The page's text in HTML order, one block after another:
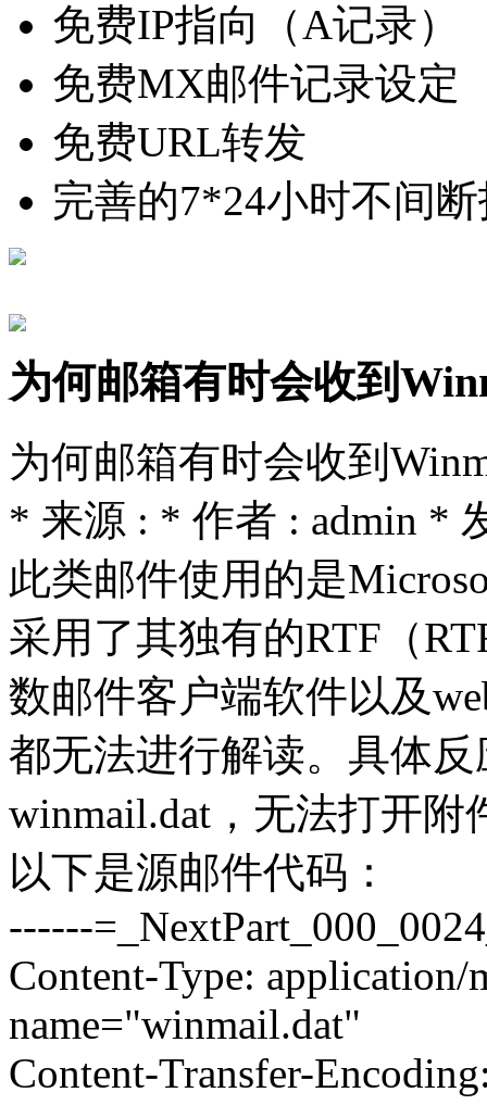
免费IP指向（A记录）
免费MX邮件记录设定
免费URL转发
完善的7*24小时不间
为何邮箱有时会收到
为何邮箱有时会收到
* 来源 : * 作者 : admin *
此类邮件使用的是
采用了其独有的RTF（
数邮件客户端软件以及
都无法进行解读。具体
winmail.dat，无法打开
以下是源邮件代码：
------
Content-Type: application/
name="winmail.dat"
Content-Transfer-